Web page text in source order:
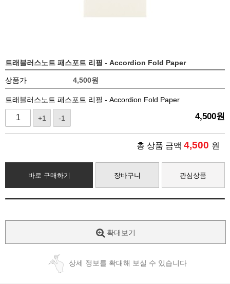
트래블러스노트 패스포트 리필 - Accordion Fold Paper
상품가 4,500원
트래블러스노트 패스포트 리필 - Accordion Fold Paper
+1 -1 4,500원
총 상품 금액 4,500 원
바로 구매하기 장바구니 관심상품
확대보기
상세 정보를 확대해 보실 수 있습니다